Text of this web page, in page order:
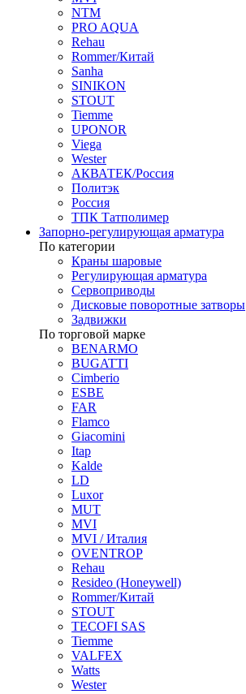
NTM
PRO AQUA
Rehau
Rommer/Китай
Sanha
SINIKON
STOUT
Tiemme
UPONOR
Viega
Wester
АКВАТЕК/Россия
Политэк
Россия
ТПК Татполимер
Запорно-регулирующая арматура
По категории
Краны шаровые
Регулирующая арматура
Сервоприводы
Дисковые поворотные затворы
Задвижки
По торговой марке
BENARMO
BUGATTI
Cimberio
ESBE
FAR
Flamco
Giacomini
Itap
Kalde
LD
Luxor
MUT
MVI
MVI / Италия
OVENTROP
Rehau
Resideo (Honeywell)
Rommer/Китай
STOUT
TECOFI SAS
Tiemme
VALFEX
Watts
Wester